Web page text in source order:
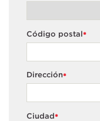
*
Código postal
*
Dirección
*
Ciudad